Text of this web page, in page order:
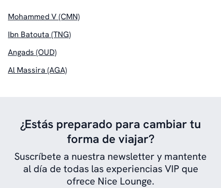
Mohammed V (CMN)
Ibn Batouta (TNG)
Angads (OUD)
Al Massira (AGA)
¿Estás preparado para cambiar tu
forma de viajar?
Suscríbete a nuestra newsletter y mantente
al día de todas las experiencias VIP que
ofrece Nice Lounge.